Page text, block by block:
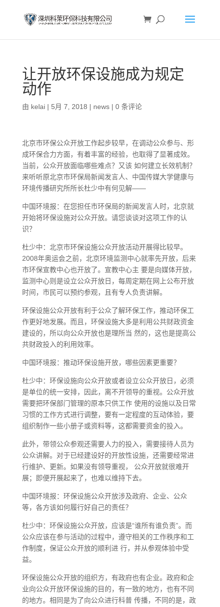
让开放环保设施成为规定
动作
由 kelai| 5月 7, 2018 | news| 0 条评论
北京市环保公众开放工作起步较早，在调动公众参与、形
成环保合力方面，有着丰富的经验，也取得了显著成效。
当前，公众开放面临哪些难点？又该 如何建立长效机制？
来听听原北京市环保局新闻发言人、中国传媒大学健康与
环境传播研究所所长杜少中有何见解——
中国环境报：在您担任市环保局的新闻发言人时，北京就
开始将环保设施对公众开放。请您谈谈对这项工作的认
识？
杜少中：北京市环保设施公众开放活动开展得比较早。
2008年奥运会之前，北京环境监测中心就率先开放，后来
市环保宣教中心也开放了。宣教中心主 要是向媒体开放，
监测中心则是设立公众开放日，每周定期在网上公布开放
时间，市民可以预约参观，且有专人负责讲解。
环保设施公众开放有利于公众了解环保工作，推动环保工
作更好地发展。而且，环保设施大多是利用公共财政资金
建设的，所以向公众开放也是理所当 然的，这也是提高公
共财政投入的利用效率。
中国环境报：推动环保设施开放，哪些因素更重要？
杜少中：环保设施向公众开放或者设立公众开放日，必须
是单位的统一安排，因此，离不开领导的重视。公众开放
需要把环保部门管理的原本只供工作 使用的设施以及日常
习惯的工作方式进行调整，要有一定程度的互动体验，要
组织制作一些小册子或资料等，这都需要资金的投入。
此外，带领公众参观还需要人力的投入，需要接待人员为
公众讲解。对于已经建设好的开放性设施，还需要经常进
行维护、更新。如果没有领导重视， 公众开放就很难开
展；即便开展起来了，也难以维持下去。
中国环境报：环保设施公众开放涉及政府、企业、公众
等，各方该如何履行好自己的责任？
杜少中：环保设施公众开放，应该是“谁所有谁负责”。而
公众应该在参与活动的过程中，遵守相关的工作秩序和工
作制度，保证公众开放的顺利进 行，并从参观体验中受
益。
环保设施公众开放的组织方，有政府也有企业。政府和企
业向公众开放环保设施的目的，有一致的地方，也有不同
的地方。相同是为了向公众进行科普 传播，不同的是，政